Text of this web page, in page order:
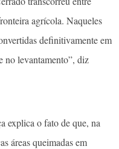
agrícola. Naqueles
definitivamente em
no levantamento”, diz
explica o fato de que, na
áreas queimadas em